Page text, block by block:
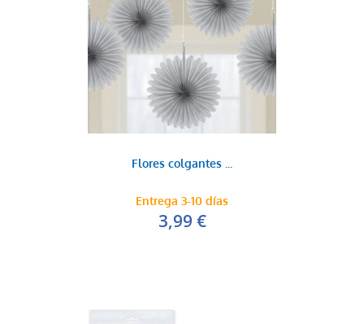
Flores colgantes ...
Entrega 3-10 días
3,99 €